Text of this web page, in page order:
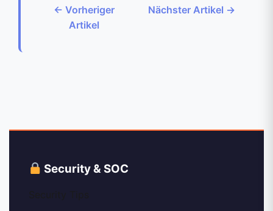
← Vorheriger
Artikel
Nächster Artikel →
Security & SOC